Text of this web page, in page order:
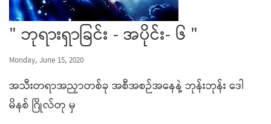
" ဘုရားရှာခြင်း - အပိုင်း- ၆ "
Monday, June 15, 2020
အသီးတရာအညှာတစ်ခု အစီအစဉ်အနေနဲ့ ဘုန်းဘုန်း ဒေါ
မိနစ် ဂြိုလ်တု မှ